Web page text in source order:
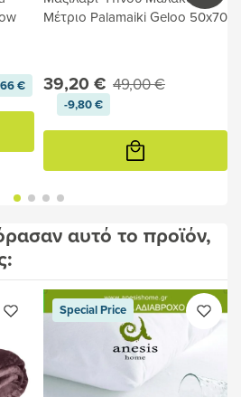
€
Μέτριο Palamaiki Geloo 50x70
39,20 € 49,00 €
-9,80 €
Προσθήκη
καλάθι
αυτό το προϊόν,
Special Price